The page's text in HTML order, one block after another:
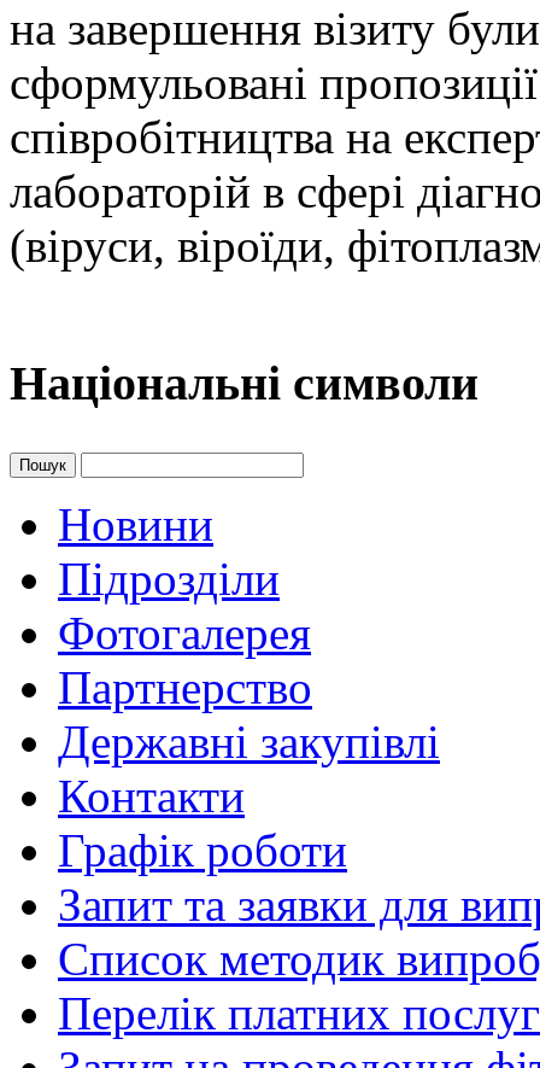
на завершення візиту
сформульовані
співробітництва на
лабораторій в сфері
(віруси, віроїди,
Національні символи
Пошук
Новини
Підрозділи
Фотогалерея
Партнерство
Державні закупівлі
Контакти
Графік роботи
Запит та заявки для
Список методик
Перелік платних послуг